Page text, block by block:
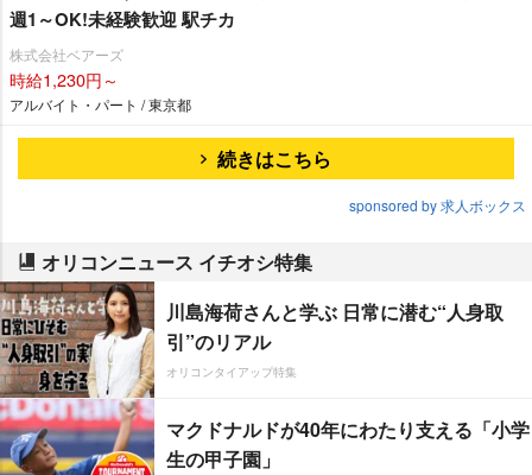
週1～OK!未経験歓迎 駅チカ
株式会社ベアーズ
時給1,230円～
アルバイト・パート / 東京都
続きはこちら
sponsored by 求人ボックス
オリコンニュース イチオシ特集
川島海荷さんと学ぶ 日常に潜む“人身取
引”のリアル
オリコンタイアップ特集
マクドナルドが40年にわたり支える「小学
生の甲子園」